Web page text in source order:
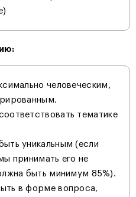
человеческим,
тематике
уникальным (если
принимать его не
быть минимум 85%).
в форме вопроса,